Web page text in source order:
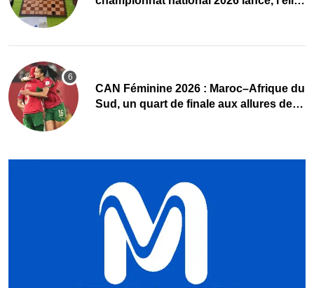
CAN Féminine 2026 : Maroc–Afrique du
Sud, un quart de finale aux allures de